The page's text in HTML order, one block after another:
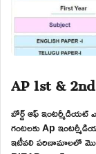
AP 1st &
బోర్డ్ ఆఫ్ ఇంటర్మీడియట్
గంటలకు Ap
ఇటీవలి పరిణామాలలో